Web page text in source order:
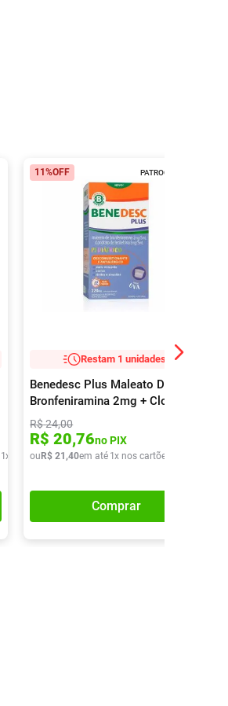
1x de R$ 32,90
PATROCINADO
11%OFF
Restam 1 unidades!
Benedesc Plus Maleato De
Bronfeniramina 2mg + Cloridrato
De Fenilefrina 5mg Xarope
120ml
R$24,00
R$ 20,76no PIX
ou R$ 21 ,40em até 1x nos cartões
Comprar